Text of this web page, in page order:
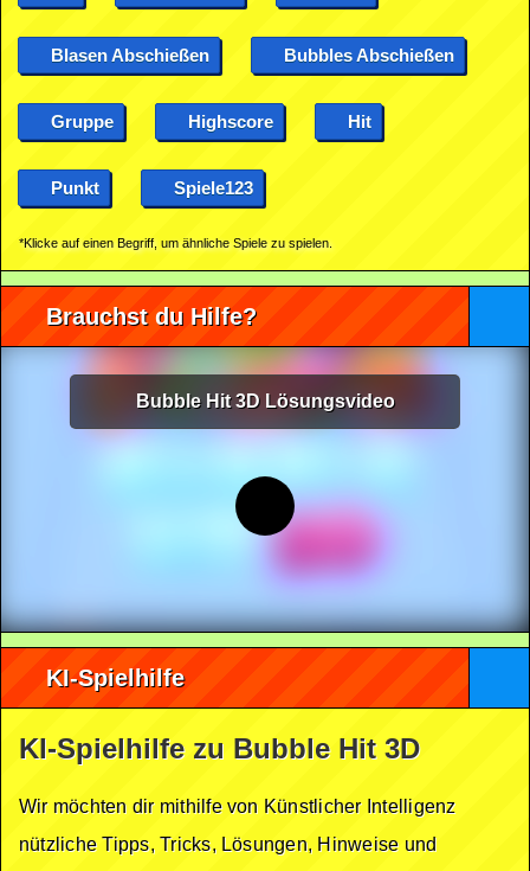
Blasen Abschießen Bubbles Abschießen
Gruppe Highscore Hit
Punkt Spiele123
*Klicke auf einen Begriff, um ähnliche Spiele zu spielen.
Brauchst du Hilfe?
Bubble Hit 3D Lösungsvideo
KI-Spielhilfe
KI-Spielhilfe zu Bubble Hit 3D
Wir möchten dir mithilfe von Künstlicher Intelligenz
nützliche Tipps, Tricks, Lösungen, Hinweise und